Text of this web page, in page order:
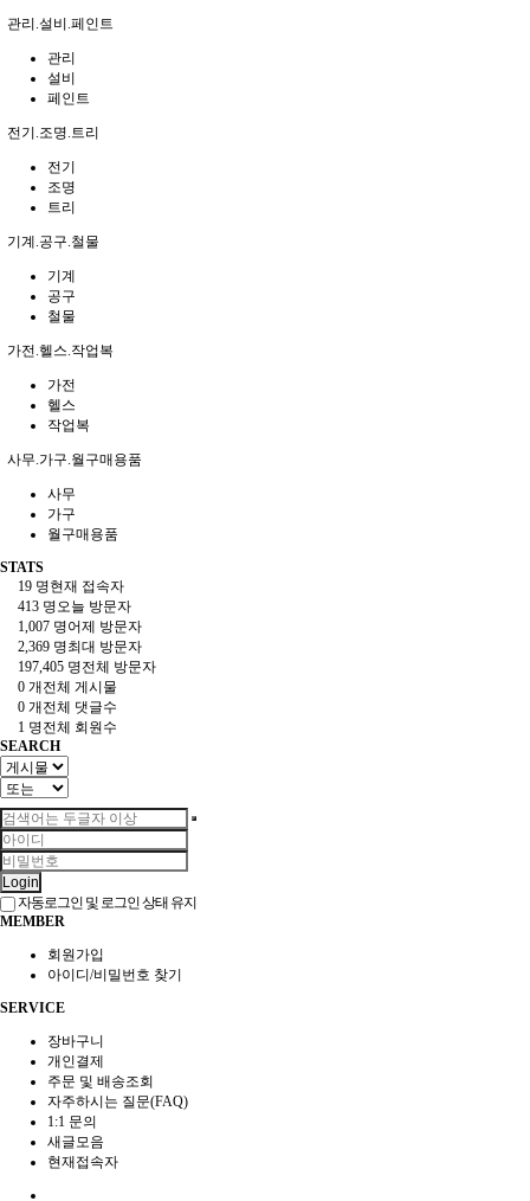
관리.설비.페인트
관리
설비
페인트
전기.조명.트리
전기
조명
트리
기계.공구.철물
기계
공구
철물
가전.헬스.작업복
가전
헬스
작업복
사무.가구.월구매용품
사무
가구
월구매용품
STATS
19 명현재 접속자
413 명오늘 방문자
1,007 명어제 방문자
2,369 명최대 방문자
197,405 명전체 방문자
0 개 전체 게시물
0 개 전체 댓글수
1 명전체 회원수
SEARCH
Login
자동로그인 및 로그인 상태 유지
MEMBER
회원가입
아이디/비밀번호 찾기
SERVICE
장바구니
개인결제
주문 및 배송조회
자주하시는 질문(FAQ)
1:1 문의
새글모음
현재접속자